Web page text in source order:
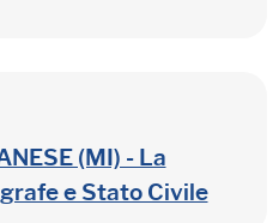
(MI) - La
e Stato Civile